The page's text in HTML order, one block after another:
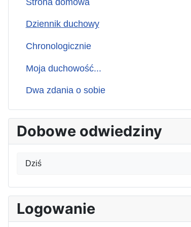
Dziennik duchowy
Chronologicznie
Moja duchowość...
Dwa zdania o sobie
Dobowe odwiedziny
Dziś
Logowanie